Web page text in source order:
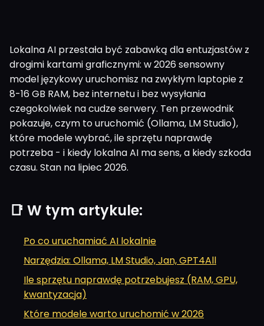
Lokalna AI przestała być zabawką dla entuzjastów z
drogimi kartami graficznymi: w 2026 sensowny
model językowy uruchomisz na zwykłym laptopie z
8-16 GB RAM, bez internetu i bez wysyłania
czegokolwiek na cudze serwery. Ten przewodnik
pokazuje, czym to uruchomić (Ollama, LM Studio),
które modele wybrać, ile sprzętu naprawdę
potrzeba - i kiedy lokalna AI ma sens, a kiedy szkoda
czasu. Stan na lipiec 2026.
📑 W tym artykule:
Po co uruchamiać AI lokalnie
Narzędzia: Ollama, LM Studio, Jan, GPT4All
Ile sprzętu naprawdę potrzebujesz (RAM, GPU,
kwantyzacja)
Które modele warto uruchomić w 2026